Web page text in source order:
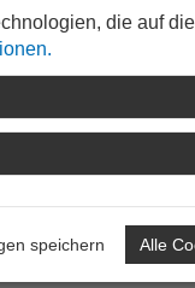
selber
einen
die auf
speichern Alle